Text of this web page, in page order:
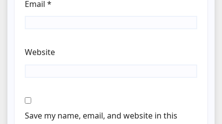
Email *
Website
Save my name, email, and website in this